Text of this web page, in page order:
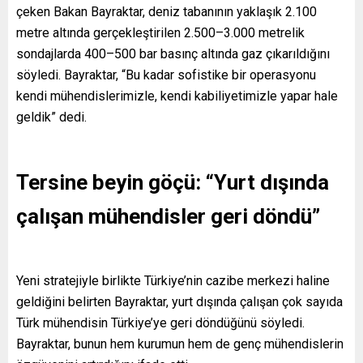
çeken Bakan Bayraktar, deniz tabanının yaklaşık 2.100
metre altında gerçekleştirilen 2.500–3.000 metrelik
sondajlarda 400–500 bar basınç altında gaz çıkarıldığını
söyledi. Bayraktar, “Bu kadar sofistike bir operasyonu
kendi mühendislerimizle, kendi kabiliyetimizle yapar hale
geldik” dedi.
Tersine beyin göçü: “Yurt dışında
çalışan mühendisler geri döndü”
Yeni stratejiyle birlikte Türkiye’nin cazibe merkezi haline
geldiğini belirten Bayraktar, yurt dışında çalışan çok sayıda
Türk mühendisin Türkiye’ye geri döndüğünü söyledi.
Bayraktar, bunun hem kurumun hem de genç mühendislerin